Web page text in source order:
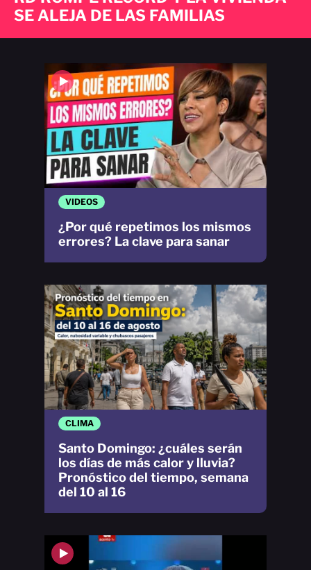
SE ALEJA DE LAS FAMILIAS
CLIMA
Santo Domingo: ¿cuáles serán
los días de más calor y lluvia?
Pronóstico del tiempo, semana
del 10 al 16
VIDEOS
¿Por qué repetimos los mismos
errores? La clave para sanar